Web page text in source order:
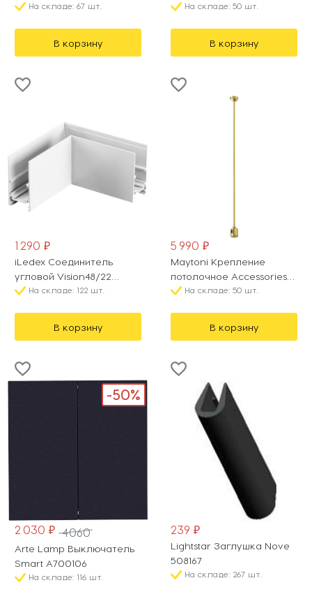
DK ТРЕК ЧЕРНЫЙ (СОЛИД
На складе: 67 шт.
В корзину
tracks Exility TRA034OCL-
На складе: 50 шт.
В корзину
1 290 ₽
iLedex Соединитель
угловой Vision48/22
CORNER CONNECT 4822-
На складе: 122 шт.
В корзину
5 990 ₽
Maytoni Крепление
потолочное Accessories
for tracks Flarity TRA159C-
На складе: 50 шт.
В корзину
-50%
2 030 ₽ 4060
Arte Lamp Выключатель
Smart A700106
На складе: 116 шт.
239 ₽
Lightstar Заглушка Nove
508167
На складе: 267 шт.